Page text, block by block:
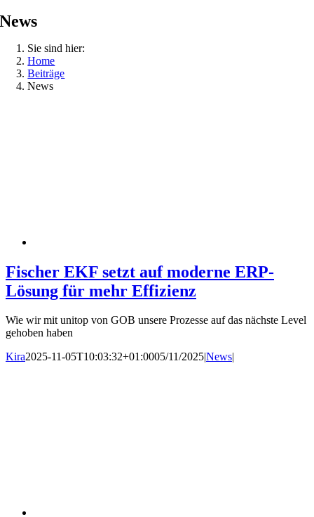
News
Sie sind hier:
Home
Beiträge
News
Fischer EKF setzt auf moderne ERP-
Lösung für mehr Effizienz
Wie wir mit unitop von GOB unsere Prozesse auf das nächste Level
gehoben haben
Kira2025-11-05T10:03:32+01:0005/11/2025|News|